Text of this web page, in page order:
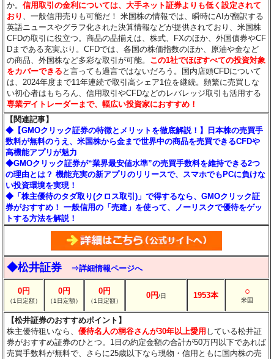
か。信用取引の金利については、大手ネット証券よりも低く設定されて
おり 、一般信用売りも可能だ！ 米国株の情報では、瞬時にAIが翻訳する
英語ニュースやグラフ化された決算情報などが提供されており、米国株
CFDの取引に役立つ。商品の品揃えは、株式、FXのほか、外国債券やCF
Dまである充実ぶり。CFDでは、各国の株価指数のほか、原油や金など
の商品、外国株など多彩な取引が可能。 この1社でほぼすべての投資対象
をカバーできる と言っても過言ではないだろう。国内店頭CFDについて
は、2024年度まで11年連続で取引高シェア1位を継続。頻繁に売買しな
い初心者はもちろん、信用取引やCFDなどのレバレッジ取引も活用する
専業デイトレーダーまで、幅広い投資家におすすめ！
【関連記事】
◆【GMOクリック証券の特徴とメリットを徹底解説！】日本株の売買手
数料が無料のうえ、米国株から金まで世界中の商品を売買できるCFDや
高機能アプリが魅力
◆GMOクリック証券が“業界最安値水準”の売買手数料を維持できる2つ
の理由とは？ 機能充実の新アプリのリリースで、スマホでもPCに負けな
い投資環境を実現！
◆「株主優待のタダ取り(クロス取引)」で得するなら、GMOクリック証
券がおすすめ！ 一般信用の「売建」を使って、ノーリスクで優待をゲッ
トする方法を解説！
◆松井証券 ⇒詳細情報ページへ
0円
（1日定額）
0円
（1日定額）
0円
（1日定額）
0円/日 1953本 ○
米国
【松井証券のおすすめポイント】
株主優待狙いなら、優待名人の桐谷さんが30年以上愛用 している松井証
券がおすすめ証券のひとつ。1日の約定金額の合計が50万円以下であれば
売買手数料が無料で、さらに25歳以下なら現物・信用ともに国内株の売